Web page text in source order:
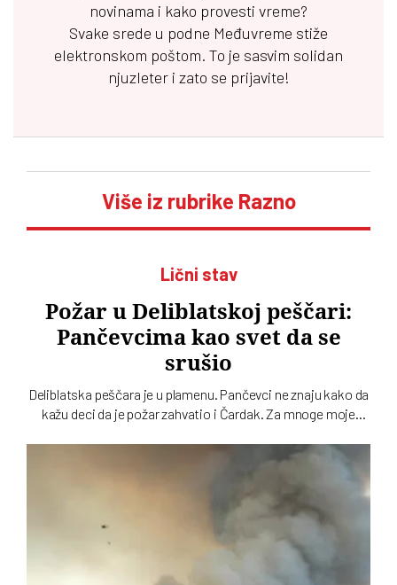
novinama i kako provesti vreme?
Svake srede u podne Međuvreme stiže
elektronskom poštom. To je sasvim solidan
njuzleter i zato se prijavite!
Više iz rubrike Razno
Lični stav
Požar u Deliblatskoj peščari:
Pančevcima kao svet da se
srušio
Deliblatska peščara je u plamenu. Pančevci ne znaju kako da
kažu deci da je požar zahvatio i Čardak. Za mnoge moje
deo detinjstva